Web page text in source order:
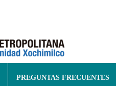
PREGUNTAS FRECUENTES